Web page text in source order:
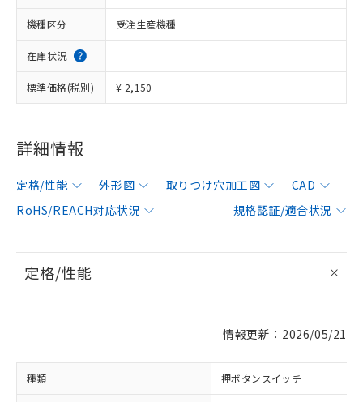
機種区分 受注生産機種
在庫状況
標準価格(税別) ¥ 2,150
詳細情報
定格/性能 外形図 取りつけ穴加工図
CAD
RoHS/REACH対応状況
規格認証/適合状況
定格/性能
情報更新：2026/05/21
種類 押ボタンスイッチ